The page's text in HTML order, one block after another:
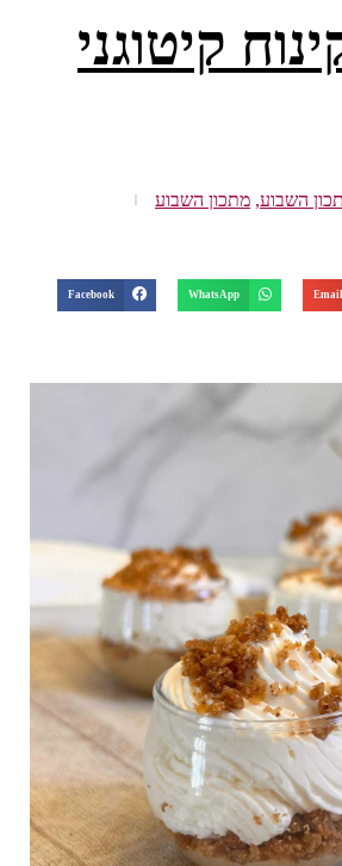
קיטוגני
השבוע, מתכון השבוע
Email
WhatsApp
Facebook